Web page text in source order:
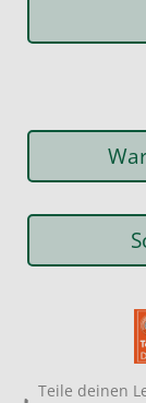
Teile deinen